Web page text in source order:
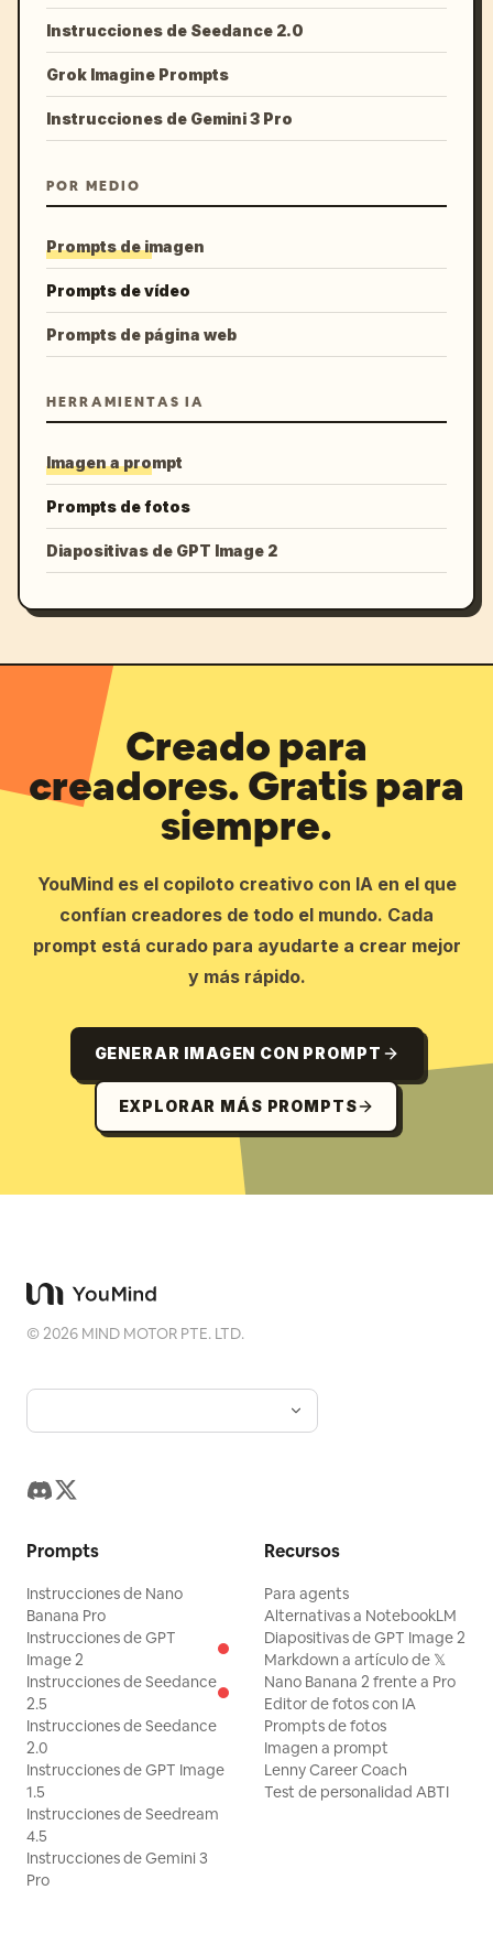
Instrucciones de Seedance 2.0
Grok Imagine Prompts
Instrucciones de Gemini 3 Pro
POR MEDIO
Prompts de imagen
Prompts de vídeo
Prompts de página web
HERRAMIENTAS IA
Imagen a prompt
Prompts de fotos
Diapositivas de GPT Image 2
Creado para
creadores. Gratis para
siempre.
YouMind es el copiloto creativo con IA en el que
confían creadores de todo el mundo. Cada
prompt está curado para ayudarte a crear mejor
y más rápido.
GENERAR IMAGEN CON PROMPT
EXPLORAR MÁS PROMPTS
©2026 MIND MOTOR PTE. LTD.
Prompts
Instrucciones de Nano
Banana Pro
Instrucciones de GPT
Image 2
Instrucciones de Seedance
2.5
Instrucciones de Seedance
2.0
Instrucciones de GPT Image
1.5
Instrucciones de Seedream
4.5
Instrucciones de Gemini 3
Pro
Recursos
Para agents
Alternativas a NotebookLM
Diapositivas de GPT Image 2
Markdown a artículo de 𝕏
Nano Banana 2 frente a Pro
Editor de fotos con IA
Prompts de fotos
Imagen a prompt
Lenny Career Coach
Test de personalidad ABTI